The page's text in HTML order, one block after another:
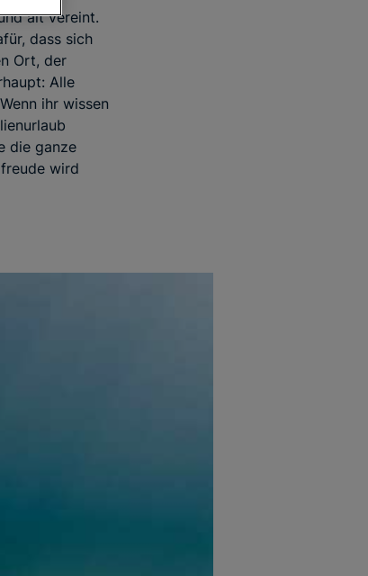
alt vereint.
dass sich
Ort, der
Alle
ihr wissen
die ganze
wird